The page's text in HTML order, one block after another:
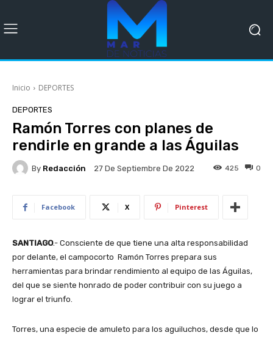
Inicio DEPORTES
DEPORTES
Ramón Torres con planes de
rendirle en grande a las Águilas
By Redacción 27 De Septiembre De 2022 0
425
Facebook X Pinterest
SANTIAGO.- Consciente de que tiene una alta responsabilidad
por delante, el campocorto Ramón Torres prepara sus
herramientas para brindar rendimiento al equipo de las Águilas,
del que se siente honrado de poder contribuir con su juego a
lograr el triunfo.
Torres, una especie de amuleto para los aguiluchos, desde que lo